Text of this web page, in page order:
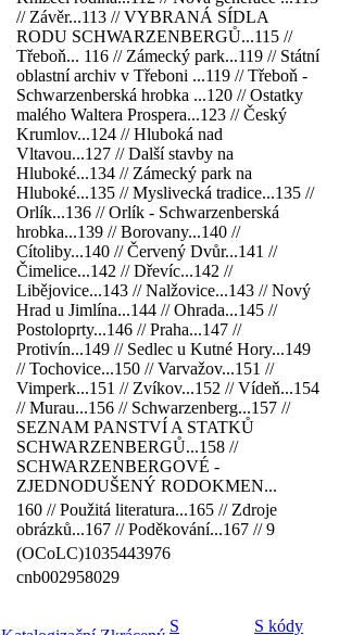
// Závěr...113 // VYBRANÁ SÍDLA
RODU SCHWARZENBERGŮ...115 //
Třeboň... 116 // Zámecký park...119 // Státní
oblastní archiv v Třeboni ...119 // Třeboň -
Schwarzenberská hrobka ...120 // Ostatky
malého Waltera Prospera...123 // Český
Krumlov...124 // Hluboká nad
Vltavou...127 // Další stavby na
Hluboké...134 // Zámecký park na
Hluboké...135 // Myslivecká tradice...135 //
Orlík...136 // Orlík - Schwarzenberská
hrobka...139 // Borovany...140 //
Cítoliby...140 // Červený Dvůr...141 //
Čimelice...142 // Dřevíc...142 //
Libějovice...143 // Nalžovice...143 // Nový
Hrad u Jimlína...144 // Ohrada...145 //
Postoloprty...146 // Praha...147 //
Protivín...149 // Sedlec u Kutné Hory...149
// Tochovice...150 // Varvažov...151 //
Vimperk...151 // Zvíkov...152 // Vídeň...154
// Murau...156 // Schwarzenberg...157 //
SEZNAM PANSTVÍ A STATKŮ
SCHWARZENBERGŮ...158 //
SCHWARZENBERGOVÉ -
ZJEDNODUŠENÝ RODOKMEN...
160 // Použitá literatura...165 // Zdroje
obrázků...167 // Poděkování...167 // 9
(OCoLC)1035443976
cnb002958029
S S kódy